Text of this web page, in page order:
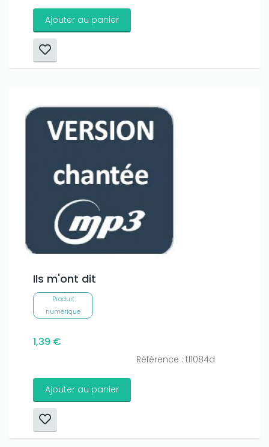
Ajouter au panier
Ils m'ont dit
Produit
numérique
1,39 €
Référence : tl1084d
Ajouter au panier